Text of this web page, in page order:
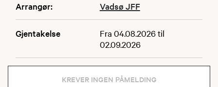
Arrangør: Vadsø JFF
Gjentakelse
Fra 04.08.2026 til
02.09.2026
KREVER INGEN PÅMELDING